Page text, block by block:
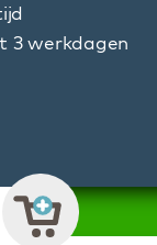
3 werkdagen